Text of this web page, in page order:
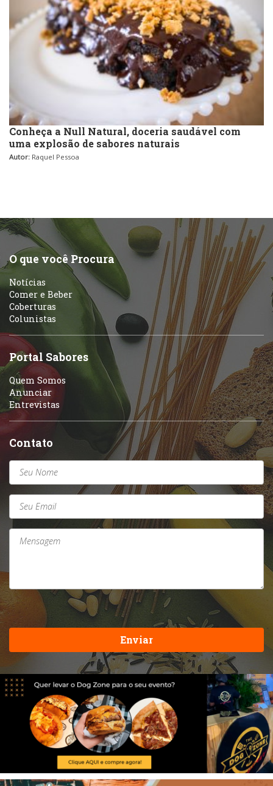
Conheça a Null Natural, doceria saudável com
uma explosão de sabores naturais
Autor: Raquel Pessoa
O que você Procura
Notícias
Comer e Beber
Coberturas
Colunistas
Portal Sabores
Quem Somos
Anunciar
Entrevistas
Contato
Enviar